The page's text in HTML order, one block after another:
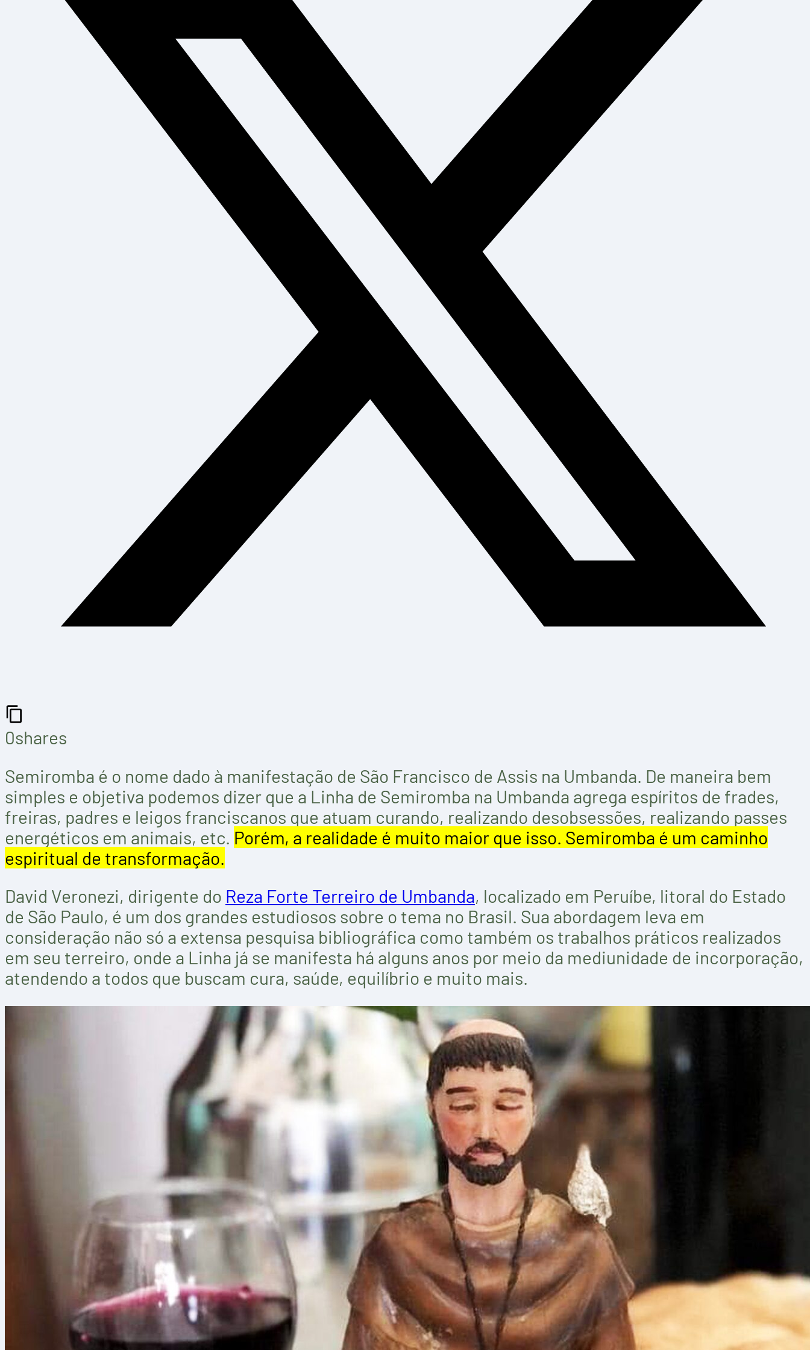
0shares
Semiromba é o nome dado à manifestação de São Francisco de Assis na Umbanda. De maneira bem
simples e objetiva podemos dizer que a Linha de Semiromba na Umbanda agrega espíritos de frades,
freiras, padres e leigos franciscanos que atuam curando, realizando desobsessões, realizando passes
energéticos em animais, etc. Porém, a realidade é muito maior que isso. Semiromba é um caminho
espiritual de transformação.
David Veronezi, dirigente do Reza Forte Terreiro de Umbanda, localizado em Peruíbe, litoral do Estado
de São Paulo, é um dos grandes estudiosos sobre o tema no Brasil. Sua abordagem leva em
consideração não só a extensa pesquisa bibliográfica como também os trabalhos práticos realizados
em seu terreiro, onde a Linha já se manifesta há alguns anos por meio da mediunidade de incorporação,
atendendo a todos que buscam cura, saúde, equilíbrio e muito mais.